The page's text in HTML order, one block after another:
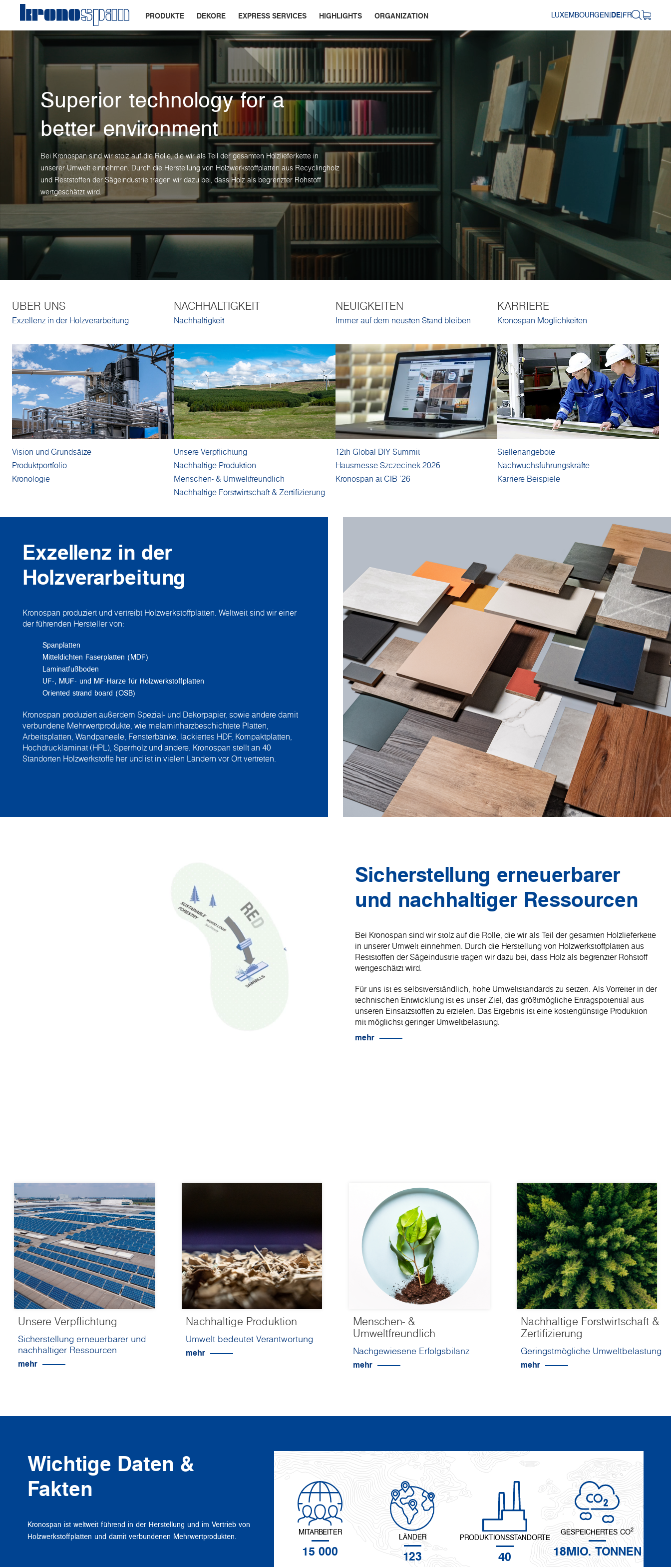
PRODUKTE DEKORE EXPRESS SERVICES HIGHLIGHTS ORGANIZATION LUXEMBOURGEN|DE|FR
Superior technology for a
better environment
Bei Kronospan sind wir stolz auf die Rolle, die wir als Teil der gesamten Holzlieferkette in
unserer Umwelt einnehmen. Durch die Herstellung von Holzwerkstoffplatten aus Recyclingholz
und Reststoffen der Sägeindustrie tragen wir dazu bei, dass Holz als begrenzter Rohstoff
wertgeschätzt wird.
ÜBER UNS
Exzellenz in der Holzverarbeitung
Vision und Grundsätze
Produktportfolio
Kronologie
NACHHALTIGKEIT
Nachhaltigkeit
Unsere Verpflichtung
Nachhaltige Produktion
Menschen- & Umweltfreundlich
Nachhaltige Forstwirtschaft & Zertifizierung
NEUIGKEITEN
Immer auf dem neusten Stand bleiben
12th Global DIY Summit
Hausmesse Szczecinek 2026
Kronospan at CIB '26
KARRIERE
Kronospan Möglichkeiten
Stellenangebote
Nachwuchsführungskräfte
Karriere Beispiele
Exzellenz in der
Holzverarbeitung
Kronospan produziert und vertreibt Holzwerkstoffplatten. Weltweit sind wir einer
der führenden Hersteller von:
Spanplatten
Mitteldichten Faserplatten (MDF)
Laminatfußboden
UF-, MUF- und MF-Harze für Holzwerkstoffplatten
Oriented strand board (OSB)
Kronospan produziert außerdem Spezial- und Dekorpapier, sowie andere damit
verbundene Mehrwertprodukte, wie melaminharzbeschichtete Platten,
Arbeitsplatten, Wandpaneele, Fensterbänke, lackiertes HDF, Kompaktplatten,
Hochdrucklaminat (HPL), Sperrholz und andere. Kronospan stellt an 40
Standorten Holzwerkstoffe her und ist in vielen Ländern vor Ort vertreten.
Sicherstellung erneuerbarer
und nachhaltiger Ressourcen
Bei Kronospan sind wir stolz auf die Rolle, die wir als Teil der gesamten Holzlieferkette
in unserer Umwelt einnehmen. Durch die Herstellung von Holzwerkstoffplatten aus
Reststoffen der Sägeindustrie tragen wir dazu bei, dass Holz als begrenzter Rohstoff
wertgeschätzt wird.
Für uns ist es selbstverständlich, hohe Umweltstandards zu setzen. Als Vorreiter in der
technischen Entwicklung ist es unser Ziel, das größtmögliche Ertragspotential aus
unseren Einsatzstoffen zu erzielen. Das Ergebnis ist eine kostengünstige Produktion
mit möglichst geringer Umweltbelastung.
mehr
Unsere Verpflichtung
Sicherstellung erneuerbarer und
nachhaltiger Ressourcen
mehr
Nachhaltige Produktion
Umwelt bedeutet Verantwortung
mehr
Menschen- &
Umweltfreundlich
Nachgewiesene Erfolgsbilanz
mehr
Nachhaltige Forstwirtschaft &
Zertifizierung
Geringstmögliche Umweltbelastung
mehr
Wichtige Daten &
Fakten
Kronospan ist weltweit führend in der Herstellung und im Vertrieb von
Holzwerkstoffplatten und damit verbundenen Mehrwertprodukten.
MITARBEITER
15 000
LÄNDER
123
PRODUKTIONSSTANDORTE
40
GESPEICHERTES CO2
18MIO. TONNEN